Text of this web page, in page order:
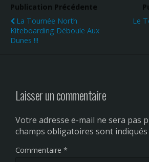
Publication Précédente
La Tournée North
Kiteboarding Déboule Aux
Dunes !!!
Le
Laisser un commentaire
Votre adresse e-mail ne sera pas
champs obligatoires sont indiqués
Commentaire *